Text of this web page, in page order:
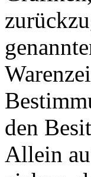
den
Allein